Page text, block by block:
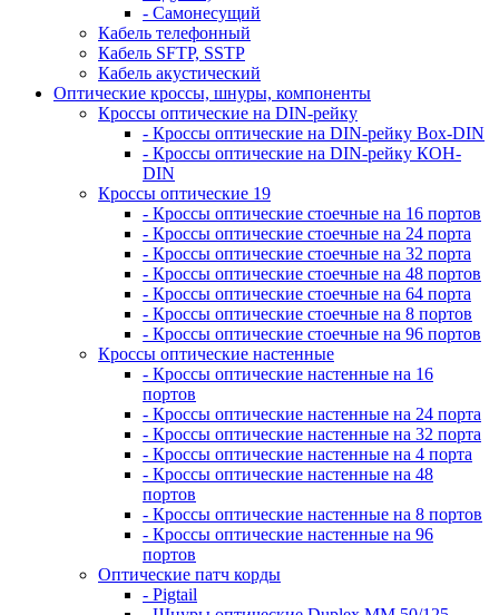
- Самонесущий
Кабель телефонный
Кабель SFTP, SSTP
Кабель акустический
Оптические кроссы, шнуры, компоненты
Кроссы оптические на DIN-рейку
- Кроссы оптические на DIN-рейку Box-DIN
- Кроссы оптические на DIN-рейку КОН-
DIN
Кроссы оптические 19
- Кроссы оптические стоечные на 16 портов
- Кроссы оптические стоечные на 24 порта
- Кроссы оптические стоечные на 32 порта
- Кроссы оптические стоечные на 48 портов
- Кроссы оптические стоечные на 64 порта
- Кроссы оптические стоечные на 8 портов
- Кроссы оптические стоечные на 96 портов
Кроссы оптические настенные
- Кроссы оптические настенные на 16
портов
- Кроссы оптические настенные на 24 порта
- Кроссы оптические настенные на 32 порта
- Кроссы оптические настенные на 4 порта
- Кроссы оптические настенные на 48
портов
- Кроссы оптические настенные на 8 портов
- Кроссы оптические настенные на 96
портов
Оптические патч корды
- Pigtail